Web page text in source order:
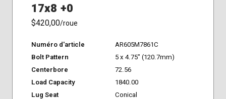
17x8 +0
$420,00/roue
Numéro d'article
AR605M7861C
Bolt Pattern
5 x 4.75" (120.7mm)
Centerbore
72.56
Load Capacity
1840.00
Lug Seat
Conical